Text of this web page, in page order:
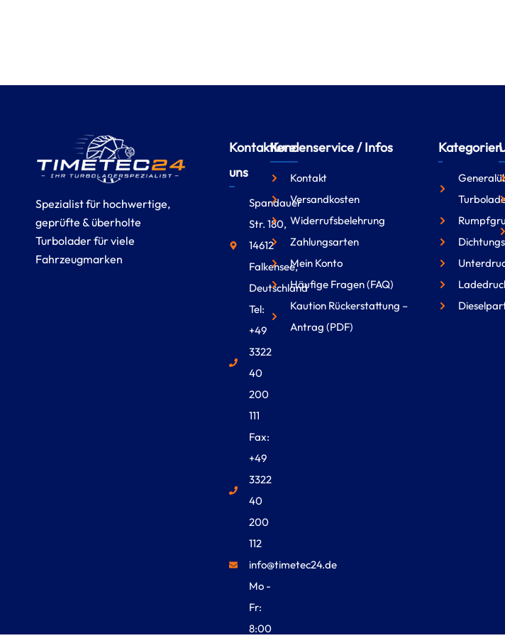
Spezialist für hochwertige,
geprüfte & überholte
Turbolader für viele
Fahrzeugmarken
Kontaktiere
uns
Spandauer
Str. 180,
14612
Falkensee,
Deutschland
Tel:
+49
3322
40
200
111
Fax:
+49
3322
40
200
112
info@timetec24.de
Mo -
Fr:
8:00
Kundenservice / Infos
Kontakt
Versandkosten
Widerrufsbelehrung
Zahlungsarten
Mein Konto
Häufige Fragen (FAQ)
Kaution Rückerstattung –
Antrag (PDF)
Kategorien